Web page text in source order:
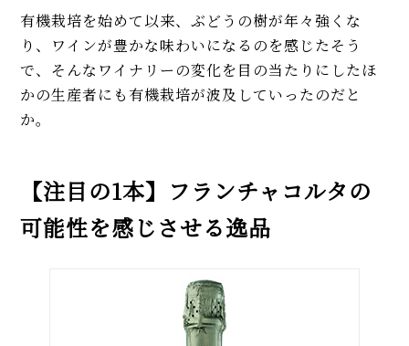
有機栽培を始めて以来、ぶどうの樹が年々強くな
り、ワインが豊かな味わいになるのを感じたそう
で、そんなワイナリーの変化を目の当たりにしたほ
かの生産者にも有機栽培が波及していったのだと
か。
【注目の1本】フランチャコルタの
可能性を感じさせる逸品